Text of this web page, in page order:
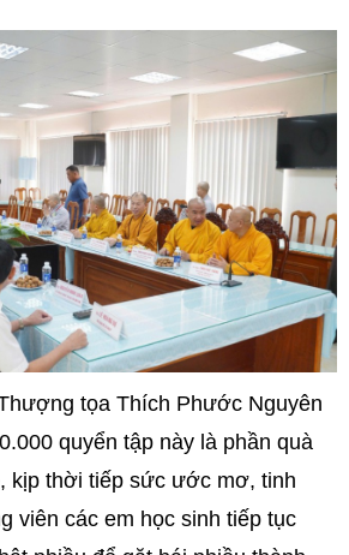
tọa Thích Phước Nguyên
quyển tập này là phần quà
kịp thời tiếp sức ước mơ, tinh
viên các em học sinh tiếp tục